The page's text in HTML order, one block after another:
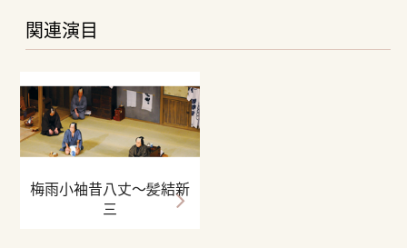
関連演目
梅雨小袖昔八丈〜髪結新
三